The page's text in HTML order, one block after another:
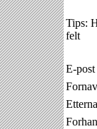
Tips:
felt
E-post